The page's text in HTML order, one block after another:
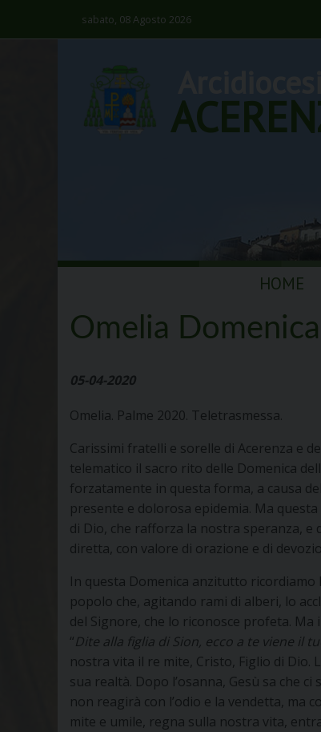
sabato, 08 Agosto 2026
content
HOME
Omelia
05-04-2020
Omelia. Palme 2020. Teletrasmessa.
Carissimi fratelli e sorelle di Acerenza e
telematico il sacro rito delle Domenica
forzatamente in questa forma, a causa
presente e dolorosa epidemia. Ma
di Dio, che rafforza la nostra speranza,
diretta, con valore di orazione e di
In questa Domenica anzitutto ricordiamo
popolo che, agitando rami di alberi, lo
del Signore, che lo riconosce profeta.
“Dite alla figlia di Sion, ecco a te viene il
nostra vita il re mite, Cristo, Figlio di Dio.
sua realtà. Dopo l’osanna, Gesù sa che
non reagirà con l’odio e la vendetta, ma
mite e umile, regna sulla nostra vita,